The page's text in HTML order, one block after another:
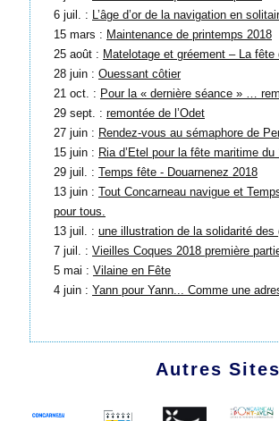
6 juil. : L’âge d’or de la navigation en
15 mars : Maintenance de printemps 2018
25 août : Matelotage et gréement – La fête
28 juin : Ouessant côtier
21 oct. : Pour la « dernière séance » …
29 sept. : remontée de l’Odet
27 juin : Rendez-vous au sémaphore de
15 juin : Ria d’Etel pour la fête maritime
29 juil. : Temps fête - Douarnenez 2018
13 juin : Tout Concarneau navigue et
pour tous.
13 juil. : une illustration de la solidarité des
7 juil. : Vieilles Coques 2018 première
5 mai : Vilaine en Fête
4 juin : Yann pour Yann... Comme une
Autres Sites